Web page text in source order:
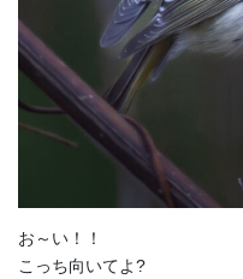
お～い！！
こっち向いてよ?